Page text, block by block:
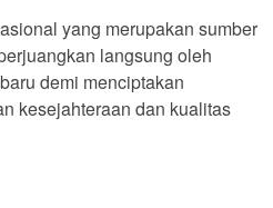
yang merupakan sumber
langsung oleh
demi menciptakan
kesejahteraan dan kualitas